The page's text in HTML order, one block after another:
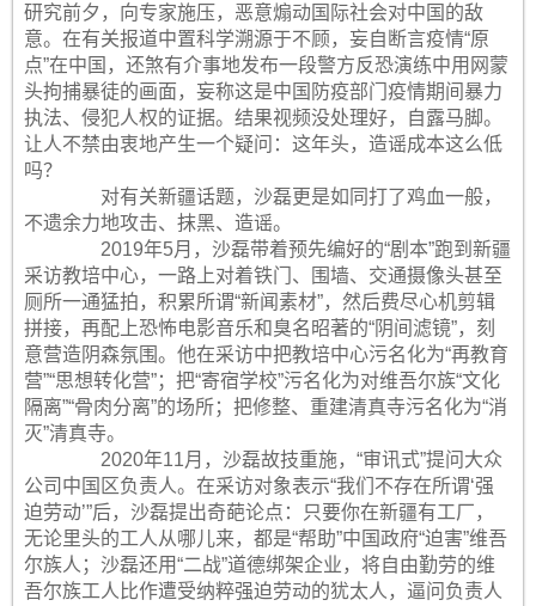
研究前夕，向专家施压，恶意煽动国际社会对中国的敌
意。在有关报道中置科学溯源于不顾，妄自断言疫情“原
点”在中国，还煞有介事地发布一段警方反恐演练中用网蒙
头拘捕暴徒的画面，妄称这是中国防疫部门疫情期间暴力
执法、侵犯人权的证据。结果视频没处理好，自露马脚。
让人不禁由衷地产生一个疑问：这年头，造谣成本这么低
吗？
对有关新疆话题，沙磊更是如同打了鸡血一般，
不遗余力地攻击、抹黑、造谣。
2019年5月，沙磊带着预先编好的“剧本”跑到新疆
采访教培中心，一路上对着铁门、围墙、交通摄像头甚至
厕所一通猛拍，积累所谓“新闻素材”，然后费尽心机剪辑
拼接，再配上恐怖电影音乐和臭名昭著的“阴间滤镜”，刻
意营造阴森氛围。他在采访中把教培中心污名化为“再教育
营”“思想转化营”；把“寄宿学校”污名化为对维吾尔族“文化
隔离”“骨肉分离”的场所；把修整、重建清真寺污名化为“消
灭”清真寺。
2020年11月，沙磊故技重施，“审讯式”提问大众
公司中国区负责人。在采访对象表示“我们不存在所谓‘强
迫劳动’”后，沙磊提出奇葩论点：只要你在新疆有工厂，
无论里头的工人从哪儿来，都是“帮助”中国政府“迫害”维吾
尔族人；沙磊还用“二战”道德绑架企业，将自由勤劳的维
吾尔族工人比作遭受纳粹强迫劳动的犹太人，逼问负责人